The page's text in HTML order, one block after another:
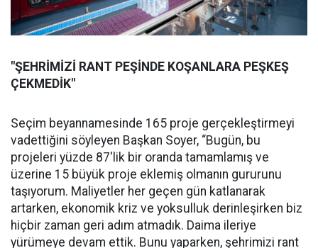
"ŞEHRİMİZİ RANT PEŞİNDE KOŞANLARA PEŞKEŞ
ÇEKMEDİK"
Seçim beyannamesinde 165 proje gerçekleştirmeyi
vadettiğini söyleyen Başkan Soyer, “Bugün, bu
projeleri yüzde 87'lik bir oranda tamamlamış ve
üzerine 15 büyük proje eklemiş olmanın gururunu
taşıyorum. Maliyetler her geçen gün katlanarak
artarken, ekonomik kriz ve yoksulluk derinleşirken biz
hiçbir zaman geri adım atmadık. Daima ileriye
yürümeye devam ettik. Bunu yaparken, şehrimizi rant